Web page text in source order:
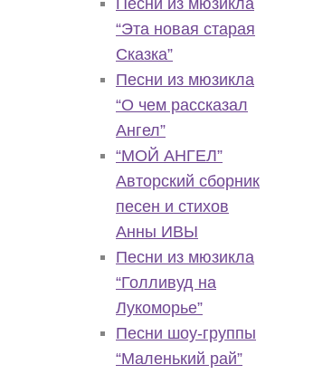
Песни из мюзикла
“Эта новая старая
Сказка”
Песни из мюзикла
“О чем рассказал
Ангел”
“МОЙ АНГЕЛ”
Авторский сборник
песен и стихов
Анны ИВЫ
Песни из мюзикла
“Голливуд на
Лукоморье”
Песни шоу-группы
“Маленький рай”